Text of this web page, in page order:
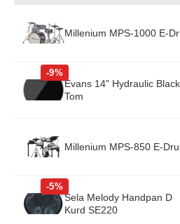
Millenium MPS-1000 E-
-9%
Evans 14" Hydraulic Black
Tom
Millenium MPS-850 E-
-5%
Sela Melody Handpan D
Kurd SE220